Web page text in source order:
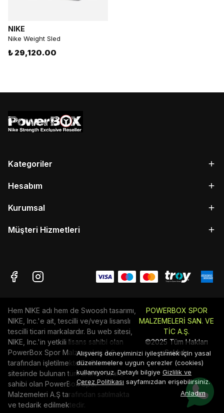
Alışveriş deneyiminizi iyileştirmek için yasal
düzenlemelere uygun çerezler (cookies)
kullanıyoruz. Detaylı bilgiye Gizlilik ve
Çerez Politikası sayfamızdan erişebilirsiniz.
Anladım
NIKE
Nike Weight Sled
₺ 29,120.00
Kategoriler
Hesabım
Kurumsal
Müşteri Hizmetleri
Hem NIKE adı hem de Swoosh tasarımı,
NIKE, Inc.'e ait, tescilli ve/veya lisanslı
tescilli ticari markalardır. Bu web sitesi,
NIKE, Inc.'in yetkili lisans sahibi olan
PowerBox Spor Malzemeleri A.Ş
tarafından işletilmektedir. Bu web
sitesinde bulunan tüm ürünler lisans
sahibi olan PowerBox Spor
Malzemeleri A.Ş tarafından satılmakta
ve tedarik edilmektedir.
POWERBOX SPOR
MALZEMELERİ SAN. VE
TİC A.Ş.
©2025 Tüm Hakları
Saklıdır